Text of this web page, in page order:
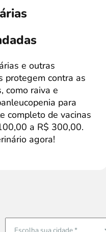
e outras
protegem contra as
como raiva e
para
completo de vacinas
a R$ 300,00.
agora!